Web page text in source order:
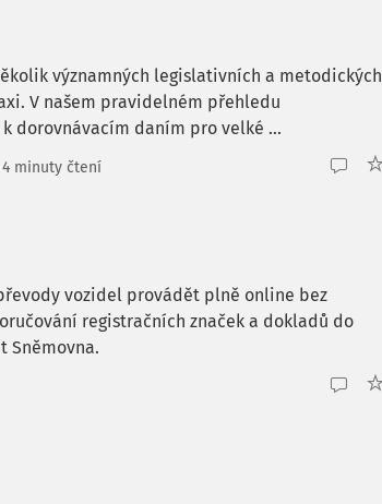
významných legislativních a metodických
V našem pravidelném přehledu
dorovnávacím daním pro velké ...
4 minuty čtení
vozidel provádět plně online bez
registračních značek a dokladů do
Sněmovna.